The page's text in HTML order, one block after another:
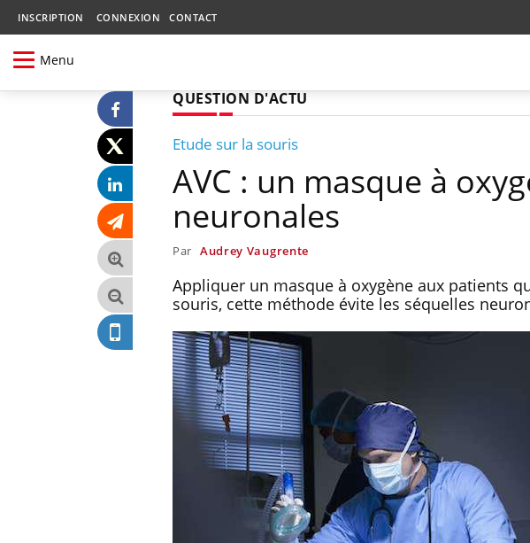
INSCRIPTION CONNEXION CONTACT
Menu
QUESTION D'ACTU
Etude sur la souris
AVC : un masque à
neuronales
Par Audrey Vaugrente
Appliquer un masque à oxygène aux patients
souris, cette méthode évite les séquelles
Fortes chaleurs :
pourquoi le risque de
noyade grimpe-t-il ?
que dit